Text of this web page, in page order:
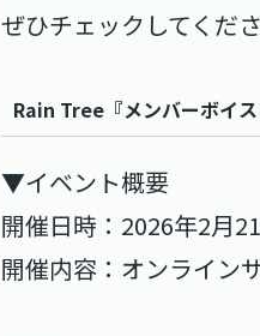
ぜひチェックしてくだ
Rain Tree 『メンバーボイ
▼イベント概要
開催日時：2026年2月21
開催内容：オンライン